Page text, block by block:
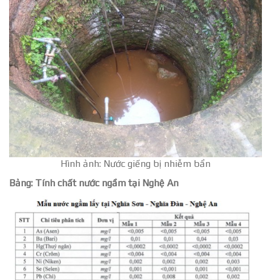
Hình ảnh: Nước giếng bị nhiễm bẩn
Bảng: Tính chất nước ngầm tại Nghệ An